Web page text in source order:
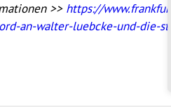
>> https://
an-walter-luebcke-und-die-